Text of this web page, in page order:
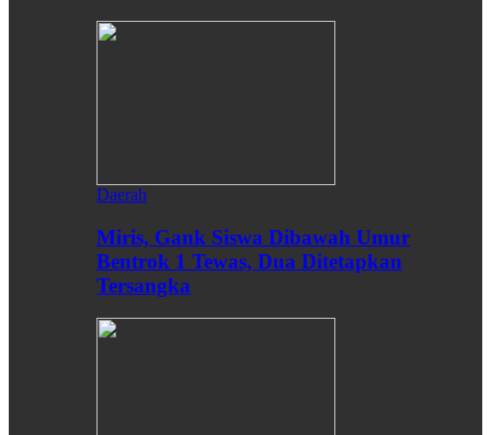
Daerah
Miris, Gank Siswa Dibawah Umur
Bentrok 1 Tewas, Dua Ditetapkan
Tersangka